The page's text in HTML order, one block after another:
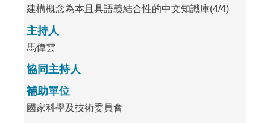
建構概念為本且具語義結合性的中文知識庫(4/4)
主持人
馬偉雲
協同主持人
補助單位
國家科學及技術委員會